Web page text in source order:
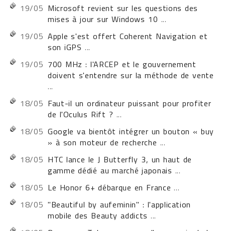
19/05 Microsoft revient sur les questions des
mises à jour sur Windows 10 ...
19/05 Apple s'est offert Coherent Navigation et
son iGPS ...
19/05 700 MHz : l'ARCEP et le gouvernement
doivent s'entendre sur la méthode de vente
...
18/05 Faut-il un ordinateur puissant pour profiter
de l'Oculus Rift ? ...
18/05 Google va bientôt intégrer un bouton « buy
» à son moteur de recherche ...
18/05 HTC lance le J Butterfly 3, un haut de
gamme dédié au marché japonais ...
18/05 Le Honor 6+ débarque en France...
18/05 "Beautiful by aufeminin" : l'application
mobile des Beauty addicts...